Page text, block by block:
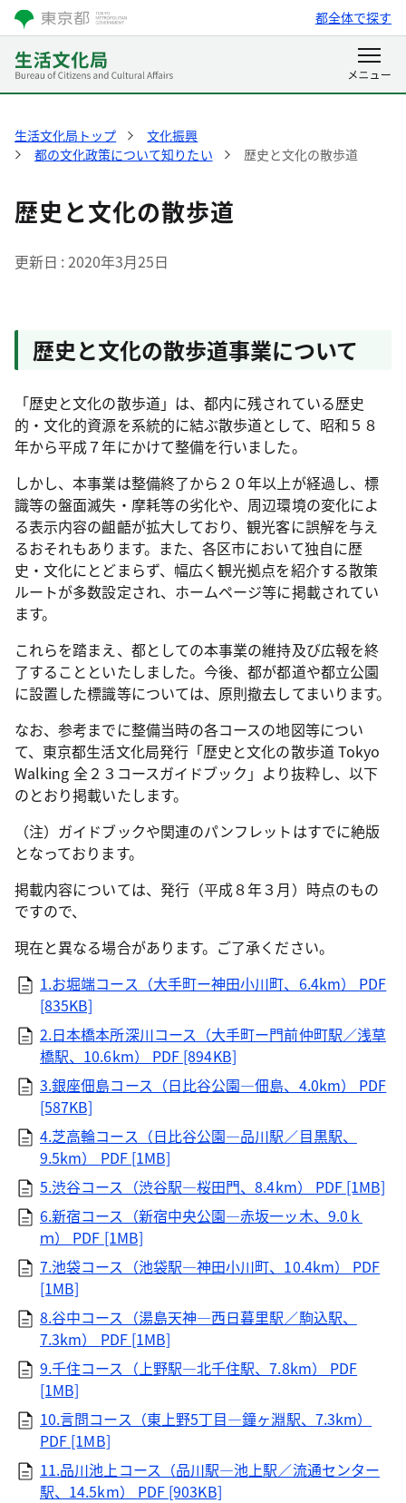
都全体で探す
生活文化局トップ
文化振興
都の文化政策について知りたい
歴史と文化の散歩道
歴史と文化の散歩道
更新日 2020年3月25日
歴史と文化の散歩道事業について
「歴史と文化の散歩道」は、都内に残されている歴史
的・文化的資源を系統的に結ぶ散歩道として、昭和５８
年から平成７年にかけて整備を行いました。
しかし、本事業は整備終了から２０年以上が経過し、標
識等の盤面滅失・摩耗等の劣化や、周辺環境の変化によ
る表示内容の齟齬が拡大しており、観光客に誤解を与え
るおそれもあります。また、各区市において独自に歴
史・文化にとどまらず、幅広く観光拠点を紹介する散策
ルートが多数設定され、ホームページ等に掲載されてい
ます。
これらを踏まえ、都としての本事業の維持及び広報を終
了することといたしました。今後、都が都道や都立公園
に設置した標識等については、原則撤去してまいります。
なお、参考までに整備当時の各コースの地図等につい
て、東京都生活文化局発行「歴史と文化の散歩道 Tokyo
Walking 全２３コースガイドブック」より抜粋し、以下
のとおり掲載いたします。
（注）ガイドブックや関連のパンフレットはすでに絶版
となっております。
掲載内容については、発行（平成８年３月）時点のもの
ですので、
現在と異なる場合があります。ご了承ください。
1.お堀端コース（大手町ー神田小川町、6.4km） PDF
[835KB]
2.日本橋本所深川コース（大手町ー門前仲町駅／浅草
橋駅、10.6km） PDF [894KB]
3.銀座佃島コース（日比谷公園―佃島、4.0km） PDF
[587KB]
4.芝高輪コース（日比谷公園―品川駅／目黒駅、
9.5km） PDF [1MB]
5.渋谷コース（渋谷駅―桜田門、8.4km） PDF [1MB]
6.新宿コース（新宿中央公園―赤坂一ッ木、9.0ｋ
ｍ） PDF [1MB]
7.池袋コース（池袋駅―神田小川町、10.4km） PDF
[1MB]
8.谷中コース（湯島天神―西日暮里駅／駒込駅、
7.3km） PDF [1MB]
9.千住コース（上野駅―北千住駅、7.8km） PDF
[1MB]
10.言問コース（東上野5丁目―鐘ヶ淵駅、7.3km）
PDF [1MB]
11.品川池上コース（品川駅―池上駅／流通センター
駅、14.5km） PDF [903KB]